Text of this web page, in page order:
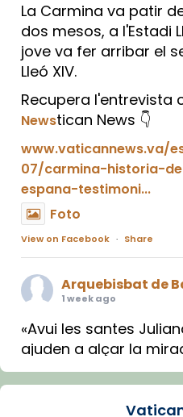
La Carmina va patir
dos mesos, a l'Estadi
jove va fer arribar el
Lleó XIV.
Recupera l'entrevista
Newstican News 👇
www.vaticannews.va/
07/carmina-historia-
espana-testimoni...
Foto
View on Facebook · Share
Arquebisbat de
1 week ago
«Avui les santes
ajuden a alçar la
Mons. Sergi Gordo,